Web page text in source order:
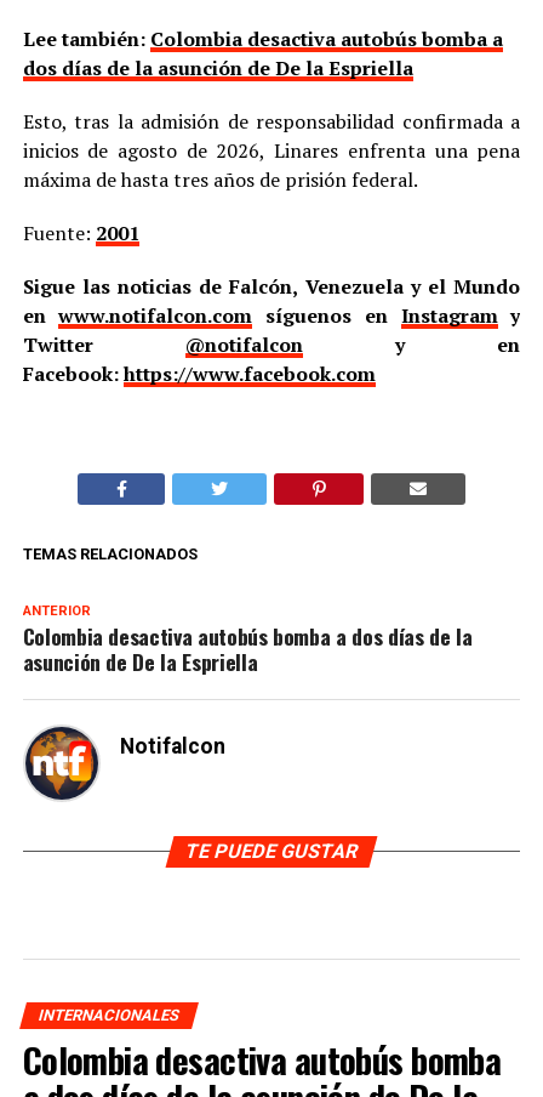
Lee también: Colombia desactiva autobús bomba a
dos días de la asunción de De la Espriella
Esto, tras la admisión de responsabilidad confirmada a
inicios de agosto de 2026, Linares enfrenta una pena
máxima de hasta tres años de prisión federal.
Fuente: 2001
Sigue las noticias de Falcón, Venezuela y el Mundo
enwww.notifalcon.com síguenos en Instagramy
Twitter @notifalcony en
Facebook:https://www.facebook.com
TEMAS RELACIONADOS
ANTERIOR
Colombia desactiva autobús bomba a dos días de la
asunción de De la Espriella
Notifalcon
TE PUEDE GUSTAR
INTERNACIONALES
Colombia desactiva autobús bomba